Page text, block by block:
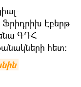
Ֆրիդրիխ Էբերթ
ԳԴՀ
հետ: